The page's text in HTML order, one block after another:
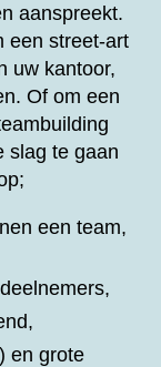
aanspreekt.
een street-art
uw kantoor,
Of om een
slag te gaan
een team,
en grote